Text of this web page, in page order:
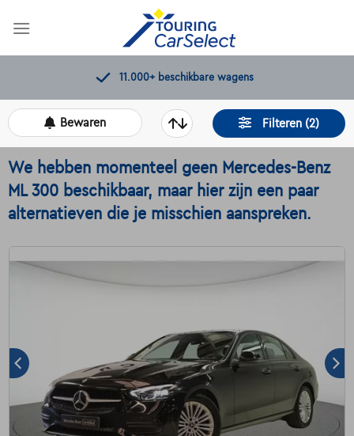
11.000+ beschikbare wagens
Filteren (2)
Bewaren
We hebben momenteel geen Mercedes-Benz
ML 300 beschikbaar, maar hier zijn een paar
alternatieven die je misschien aanspreken.